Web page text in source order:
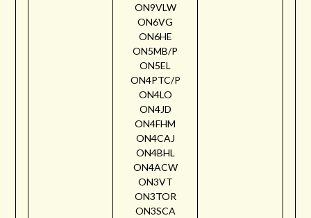
ON9VLW
ON6VG
ON6HE
ON5MB/P
ON5EL
ON4PTC/P
ON4LO
ON4JD
ON4FHM
ON4CAJ
ON4BHL
ON4ACW
ON3VT
ON3TOR
ON3SCA